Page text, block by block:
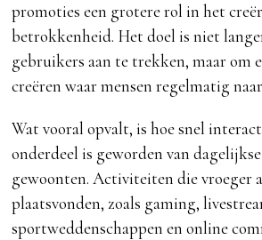
promoties een grotere rol in het
betrokkenheid. Het doel is niet
gebruikers aan te trekken, maar om
creëren waar mensen regelmatig
Wat vooral opvalt, is hoe snel
onderdeel is geworden van
gewoonten. Activiteiten die vroeger
plaatsvonden, zoals gaming,
sportweddenschappen en online